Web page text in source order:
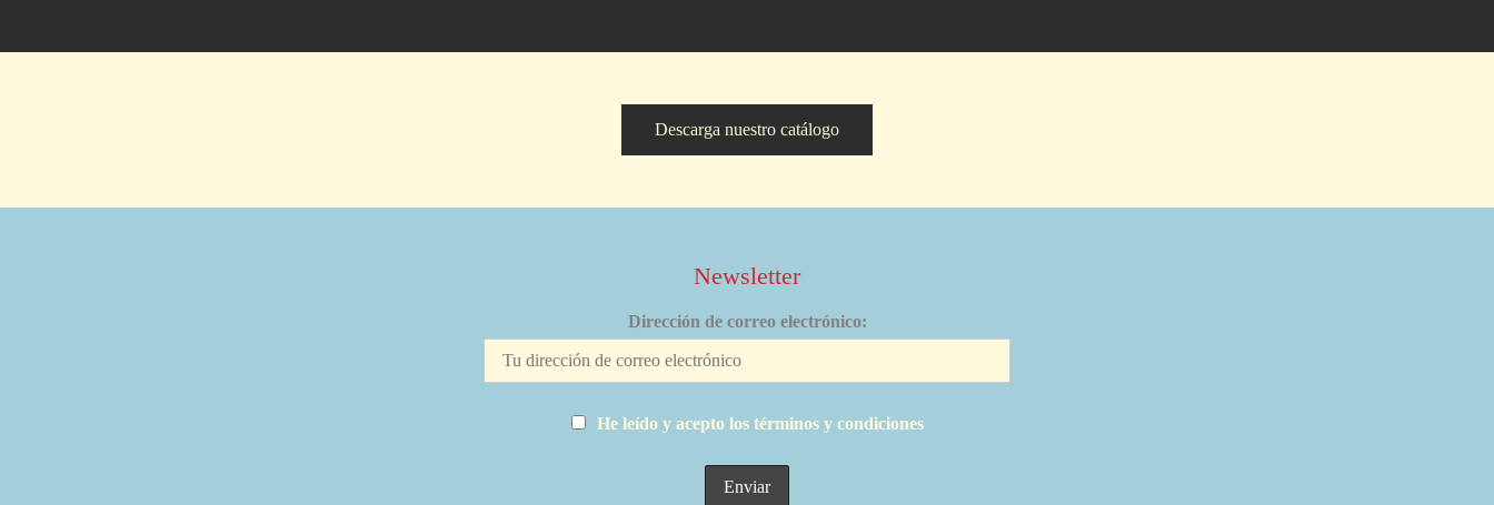
Descarga nuestro catálogo
Newsletter
Dirección de correo electrónico:
He leído y acepto los términos y condiciones